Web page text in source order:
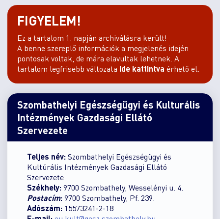
FIGYELEM!
Ez a tartalom 1. napján archiválásra került!
A benne szereplő információk a megjelenés idején
pontosak voltak, de mára elavultak lehetnek. A
tartalom legfrisebb változata ide kattintva érhető el.
Szombathelyi Egészségügyi és Kulturális
Intézmények Gazdasági Ellátó
Szervezete
Teljes név:Szombathelyi Egészségügyi és
Kultúrális Intézmények Gazdasági Ellátó
Szervezete
Székhely:9700 Szombathely, Wesselényi u. 4.
Postacím:9700 Szombathely, Pf. 239.
Adószám: 15573241-2-18